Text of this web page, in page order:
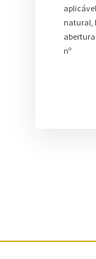
natural,
nº